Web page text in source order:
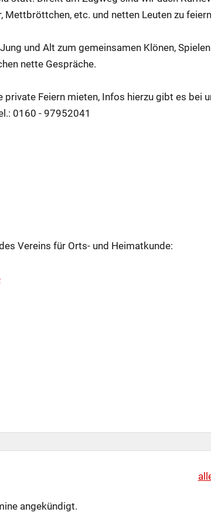
Mettbröttchen, etc. und netten Leuten zu
und Alt zum gemeinsamen Klönen,
nette Gespräche.
private Feiern mieten, Infos hierzu gibt es bei
0160 - 97952041
Vereins für Orts- und Heimatkunde:
angekündigt.